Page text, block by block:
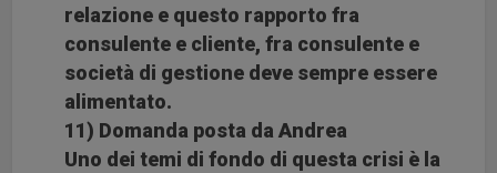
relazione e questo rapporto fra
consulente e cliente, fra consulente e
società di gestione deve sempre essere
alimentato.
11) Domanda posta da Andrea
Uno dei temi di fondo di questa crisi è la